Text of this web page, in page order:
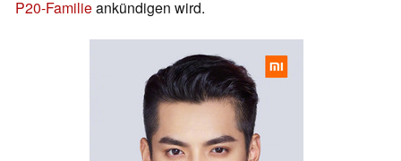
P20-Familieankündigen wird.